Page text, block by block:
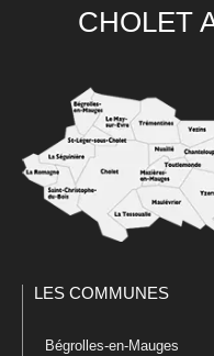
CHOLET
LES COMMUNES
Bégrolles-en-Mauges